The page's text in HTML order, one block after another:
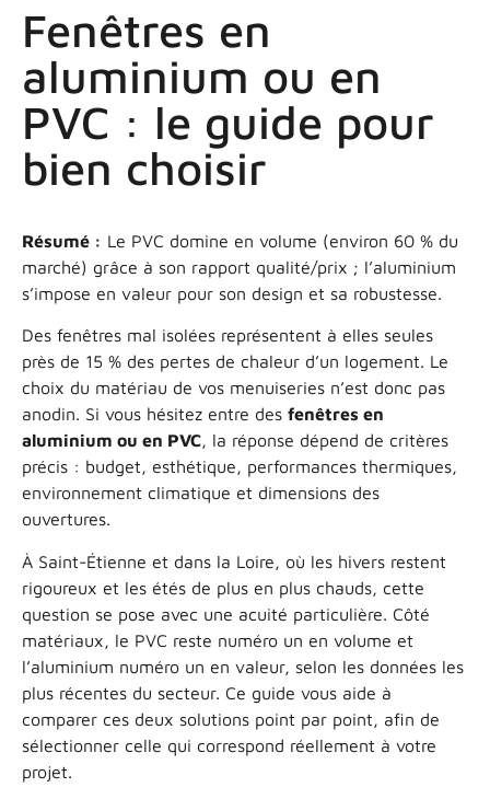
Fenêtres en
aluminium ou en
PVC : le guide pour
bien choisir
Résumé : Le PVC domine en volume (environ 60 % du
marché) grâce à son rapport qualité/prix ; l’aluminium
s’impose en valeur pour son design et sa robustesse.
Des fenêtres mal isolées représentent à elles seules
près de 15 % des pertes de chaleur d’un logement. Le
choix du matériau de vos menuiseries n’est donc pas
anodin. Si vous hésitez entre des fenêtres en
aluminium ou en PVC, la réponse dépend de critères
précis : budget, esthétique, performances thermiques,
environnement climatique et dimensions des
ouvertures.
À Saint-Étienne et dans la Loire, où les hivers restent
rigoureux et les étés de plus en plus chauds, cette
question se pose avec une acuité particulière. Côté
matériaux, le PVC reste numéro un en volume et
l’aluminium numéro un en valeur, selon les données les
plus récentes du secteur. Ce guide vous aide à
comparer ces deux solutions point par point, afin de
sélectionner celle qui correspond réellement à votre
projet.